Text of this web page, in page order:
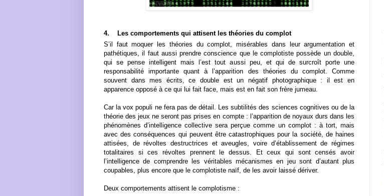
4.
Les comportements qui attisent les théories du complot
S’il faut moquer les théories du complot, misérables dans leur argumentation et
pathétiques, il faut aussi prendre conscience que le complotiste possède un double,
qui se pense intelligent mais l’est tout aussi peu, et qui de surcroît porte une
responsabilité importante quant à l’apparition des théories du complot. Comme
souvent dans mes écrits, ce double est un négatif photographique : il est en
apparence opposé à ce qui lui fait face, mais est en fait son frère jumeau.
Car la vox populi ne fera pas de détail. Les subtilités des sciences cognitives ou de la
théorie des jeux ne seront pas prises en compte : l’apparition de noyaux durs dans les
phénomènes d’intelligence collective sera perçue comme un complot : à tort, mais
avec des conséquences qui peuvent être catastrophiques pour la société, de haines
attisées, de révoltes destructrices et aveugles, voire d’établissement de régimes
totalitaires si ces révoltes prennent le dessus. Et ceux qui sont censés avoir
l’intelligence de comprendre les véritables mécanismes en jeu sont d’autant plus
coupables, plus encore que le complotiste naïf, de les avoir laissé dériver.
Deux comportements attisent le complotisme :